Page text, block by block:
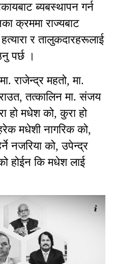
ब्यबस्थापन गर्न
क्रममा राज्यबाट
र तालुकदारहरूलाई
पर्छ ।
राजेन्द्र महतो, मा.
तत्कालिन मा. संजय
हो मधेश को, कुरा हो
मधेशी नागरिक को,
नजरिया को, उपेन्द्र
होईन कि मधेश लाई